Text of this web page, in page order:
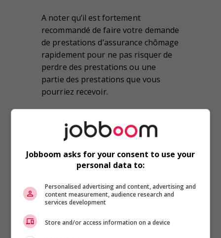
A noter qu’il est fortement
recommandé de faire votre demande
de prestations d’assurance chômage
rapidement pour ne pas risquer de
perdre des prestations ou une
partie des prestations que vous
pourriez recevoir.
état de travailler, disponible
trouver un emploi convenable
Vous devez être en mesure de
travailler immédiatement et vous
Ainsi vous ne pouvez pas voyager
Jobboom asks for your consent to use your
personal data to:
Personalised advertising and content, advertising and
content measurement, audience research and
services development
Store and/or access information on a device